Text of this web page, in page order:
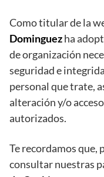
Como titular de la
Dominguezha
de organización
seguridad e
personal que trate,
alteración y/o
autorizados.
Te recordamos que,
consultar nuestras